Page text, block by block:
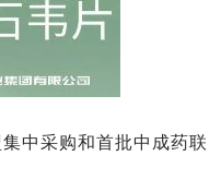
中采购和首批中成药联